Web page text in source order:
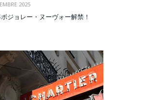
2025
ジョレー・ヌーヴォー解禁！